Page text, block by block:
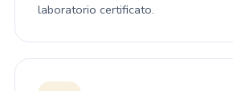
laboratorio certificato.